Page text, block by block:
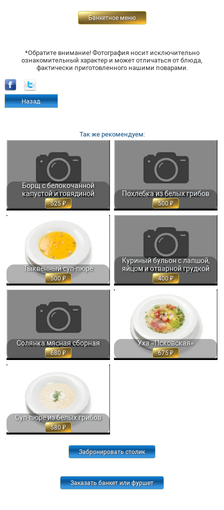
Банкетное меню
*Обратите внимание! Фотография носит исключительно
ознакомительный характер и может отличаться от блюда,
фактически приготовленного нашими поварами.
Назад
Так же рекомендуем:
Борщ с белокочанной
капустой и говядиной
525
БОРЩ С БЕЛОКОЧАННОЙ
КАПУСТОЙ И ГОВЯДИНОЙ 350 МЛ.
525
Похлебка из белых грибов
500
ПОХЛЕБКА ИЗ БЕЛЫХ ГРИБОВ 350
МЛ. 500
Тыквенный суп-пюре
500
ТЫКВЕННЫЙ СУП-ПЮРЕ С
ЖАРЕНЫМИ ТЫКВЕННЫМИ
СЕМЕЧКАМИ И... 330 ГР. 500
Куриный бульон с лапшой,
яйцом и отварной грудкой
400
КУРИНЫЙ БУЛЬОН С ЛАПШОЙ,
ЯЙЦОМ И ОТВАРНОЙ ГРУДКОЙ
350 МЛ. 400
Солянка мясная сборная
680
СОЛЯНКА МЯСНАЯ СБОРНАЯ
350/50 МЛ. 680
Уха «Псковская»
675
УХА «ПСКОВСКАЯ» 350 ГР. 675
Суп-пюре из белых грибов
580
СУП-ПЮРЕ ИЗ БЕЛЫХ ГРИБОВ С
ВЗБИТЫМИ СЛИВКАМИ 350 ГР. 580
Забронировать столик
Заказать банкет или фуршет